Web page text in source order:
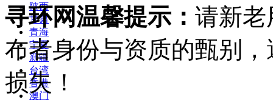
陕西
甘肃
青海
宁夏
新疆
台湾
香港
澳门
寻环网温馨提示： 请新老
布者身份与资质的甄别
损失！